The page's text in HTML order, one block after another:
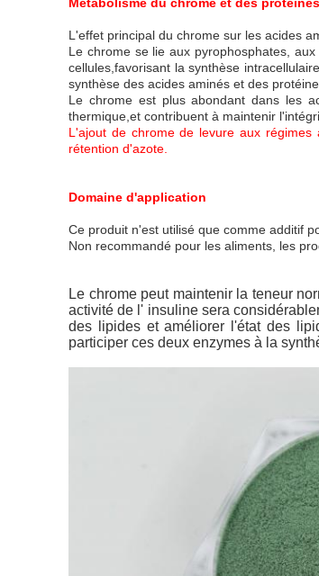
L'effet principal du chrome sur les acides
Le chrome se lie aux pyrophosphates,
cellules,favorisant la synthèse
synthèse des acides aminés et des
Le chrome est plus abondant dans les
thermique,et contribuent à maintenir
L'ajout de chrome de levure aux
rétention d'azote.
Domaine d'application
Ce produit n'est utilisé que comme additif
Non recommandé pour les aliments, les
Le chrome peut maintenir la teneur
activité de l' insuline sera
des lipides et améliorer l'état des
participer ces deux enzymes à la